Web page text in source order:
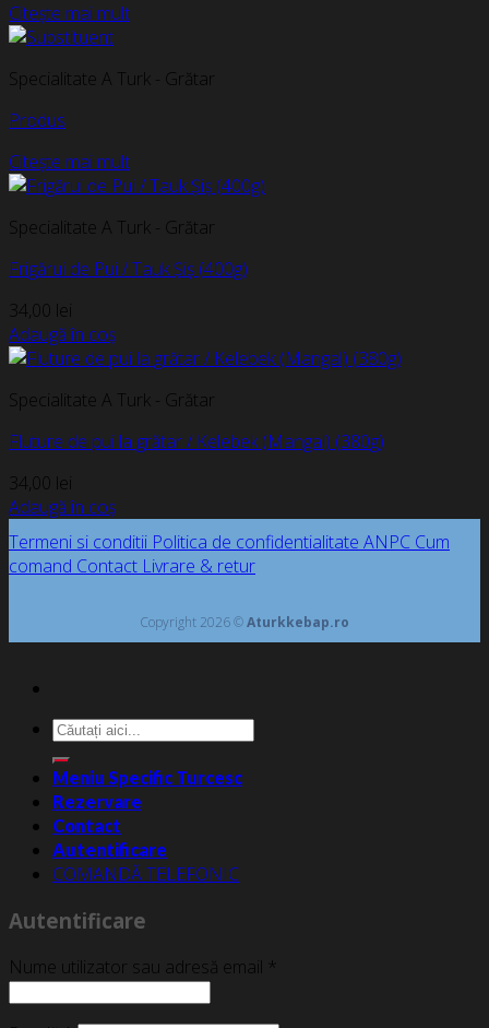
Citește mai mult
Specialitate A Turk - Grătar
Produs
Citește mai mult
Specialitate A Turk - Grătar
Frigărui de Pui / Tauk Șiș (400g)
34,00 lei
Adaugă în coș
Specialitate A Turk - Grătar
Fluture de pui la grătar / Kelebek (Mangal) (380g)
34,00 lei
Adaugă în coș
Termeni si conditii Politica de confidentialitate ANPC Cum
comand Contact Livrare & retur
Copyright 2026 ©Aturkkebap.ro
Caută
după:
Meniu Specific Turcesc
Rezervare
Contact
Autentificare
COMANDĂ TELEFONIC
Autentificare
Nume utilizator sau adresă email *